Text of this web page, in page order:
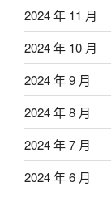
2024 年 11 月
2024 年 10 月
2024 年 9 月
2024 年 8 月
2024 年 7 月
2024 年 6 月